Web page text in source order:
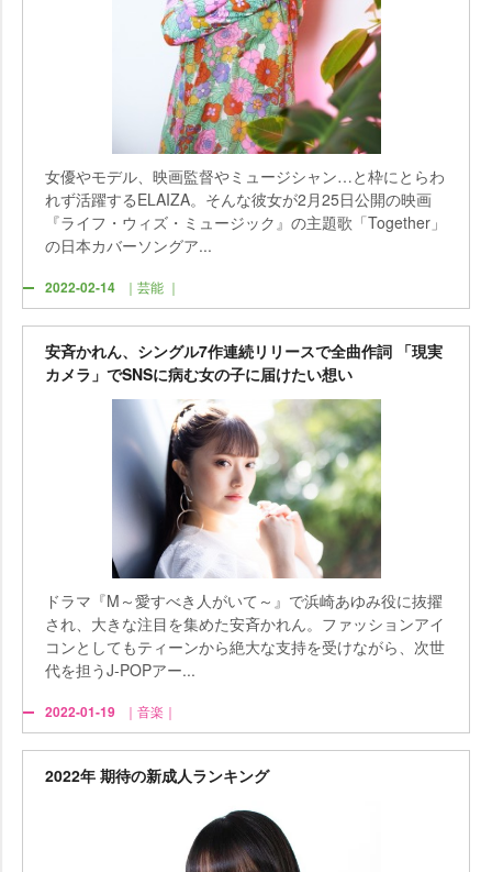
女優やモデル、映画監督やミュージシャン…と枠にとらわ
れず活躍するELAIZA。そんな彼女が2月25日公開の映画
『ライフ・ウィズ・ミュージック』の主題歌「Together」
の日本カバーソングア...
2022-02-14 ｜芸能 ｜
安斉かれん、シングル7作連続リリースで全曲作詞 「現実
カメラ」でSNSに病む女の子に届けたい想い
ドラマ『M～愛すべき人がいて～』で浜崎あゆみ役に抜擢
され、大きな注目を集めた安斉かれん。ファッションアイ
コンとしてもティーンから絶大な支持を受けながら、次世
代を担うJ-POPアー...
2022-01-19 ｜音楽｜
2022年 期待の新成人ランキング